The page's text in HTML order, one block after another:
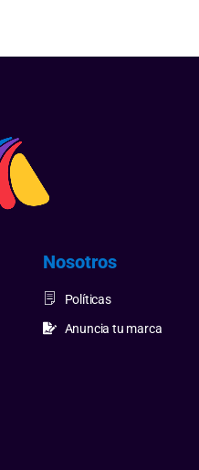
Nosotros
Políticas
Anuncia tu marca